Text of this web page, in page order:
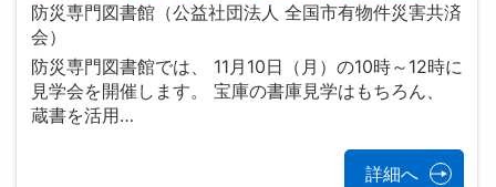
防災専門図書館（公益社団法人 全国市有物件災害共済
会）
防災専門図書館では、 11月10日（月）の10時～12時に
見学会を開催します。 宝庫の書庫見学はもちろん、
蔵書を活用…
詳細へ